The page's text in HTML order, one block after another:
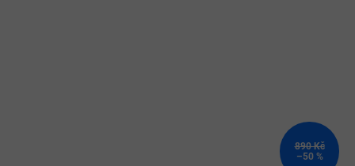
890 Kč
–50 %